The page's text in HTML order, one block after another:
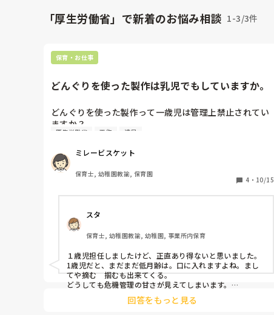
てきています。
反対に、少し前の時代の、プール前に塩素を入れたタライに
しっかりエビデンスがあっての事だと思いますし、監査でも
ライン通りに進めると良いと思います。
「厚生労働省」で新着のお悩み相談 1-3/3件
保育・お仕事
どんぐりを使った製作は乳児でもしていますか。
どんぐりを使った製作って一歳児は管理上禁止されてい
ますか？
直径3.2cm以下・長さ5.7cm以下のものは乳幼児が誤っ
て飲み込む危険がある
という、厚労省や安全協会の安全基準（誤飲チェッカー
基準）があります。
このため、園内に置くおもちゃ・工作素材などは、
ているところが多いと思います。
今日の出来事で、明日紙を箱に入れて、その上で絵の具
をつけたビー玉またはどんぐりを転がして、転がしアー
トをしたいと一歳児の担任が言っていました。
ビー玉は転がるスピードも速いし、製作の道具として使
うには危ないよね。と話したら
去年はどんぐりでやった、ビー玉もどんぐりも一緒のよ
うなものだと思っている、子どもの人数は二人ずつやろ
厚生労働省 工作 遠足
ミレービスケット
保育士, 幼稚園教諭, 保育園
4 ・ 10/15
スタ
保育士, 幼稚園教諭, 幼稚園, 事業所内保育
１歳児担任しましたけど、正直あり得ないと思いました。
1歳児だと、まだまだ低月齢は。口に入れますよね。まし
てや摘む　掴むも出来てくる。
どうしても危機管理の甘さが見えてしまいます。
どうしてもやりたいなら、一対一を徹底。数の確認の徹底
でしょうか？どちらにしても誤飲する年齢には秋の素材は
回答をもっと見る